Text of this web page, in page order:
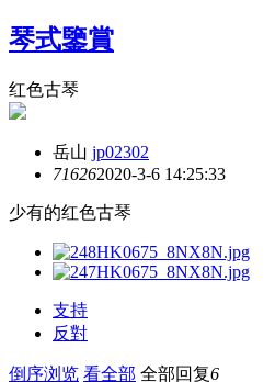
琴式鑒賞
红色古琴
岳山 jp02302
716262020-3-6 14:25:33
少有的红色古琴
支持
反對
倒序浏览 看全部 全部回复6